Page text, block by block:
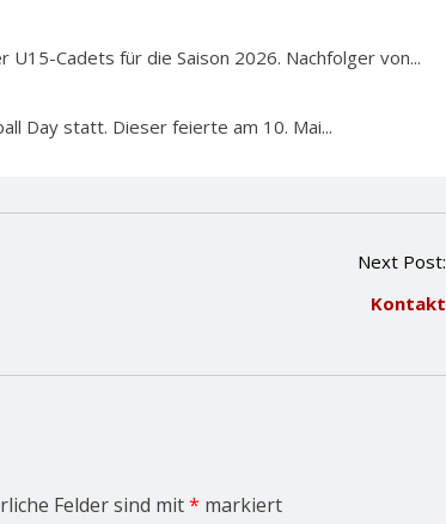
Cadets für die Saison 2026. Nachfolger von...
Day statt. Dieser feierte am 10. Mai...
Next Post:
Kontakt
Felder sind mit* markiert